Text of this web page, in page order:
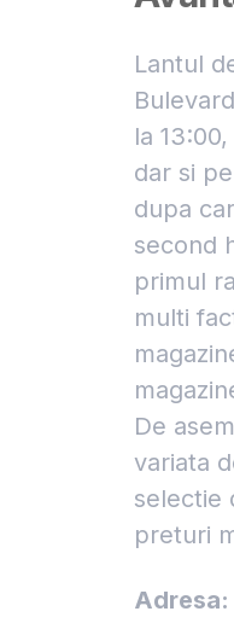
Lantul
la
dar si
dupa
second
primul
multi
De
variata
selectie
preturi
Adresa: